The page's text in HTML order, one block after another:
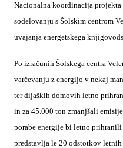
Nacionalna koordinacija
sodelovanju s Šolskim centrom
uvajanja energetskega
Po izračunih Šolskega centra
varčevanju z energijo v nekaj
ter dijaških domovih letno
in za 45.000 ton zmanjšali
porabe energije bi letno
predstavlja le 20 odstotkov